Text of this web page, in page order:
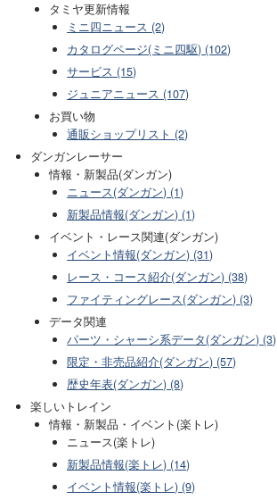
タミヤ更新情報
ミニ四ニュース (2)
カタログページ(ミニ四駆) (102)
サービス (15)
ジュニアニュース (107)
お買い物
通販ショップリスト (2)
ダンガンレーサー
情報・新製品(ダンガン)
ニュース(ダンガン) (1)
新製品情報(ダンガン) (1)
イベント・レース関連(ダンガン)
イベント情報(ダンガン) (31)
レース・コース紹介(ダンガン) (38)
ファイティングレース(ダンガン) (3)
データ関連
パーツ・シャーシ系データ(ダンガン) (3)
限定・非売品紹介(ダンガン) (57)
歴史年表(ダンガン) (8)
楽しいトレイン
情報・新製品・イベント(楽トレ)
ニュース(楽トレ)
新製品情報(楽トレ) (14)
イベント情報(楽トレ) (9)